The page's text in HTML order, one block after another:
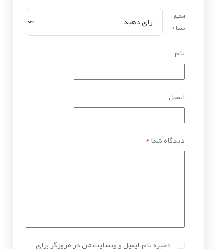
امتیاز
شما*
نام
ایمیل
دیدگاه شما*
ذخیره نام، ایمیل و وبسایت من در مرورگر برای